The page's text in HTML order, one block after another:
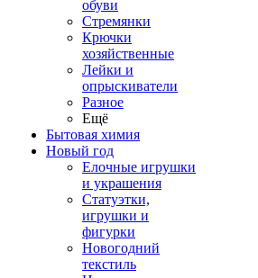
обуви
Стремянки
Крючки
хозяйственные
Лейки и
опрыскиватели
Разное
Ещё
Бытовая химия
Новый год
Елочные игрушки
и украшения
Статуэтки,
игрушки и
фигурки
Новогодний
текстиль